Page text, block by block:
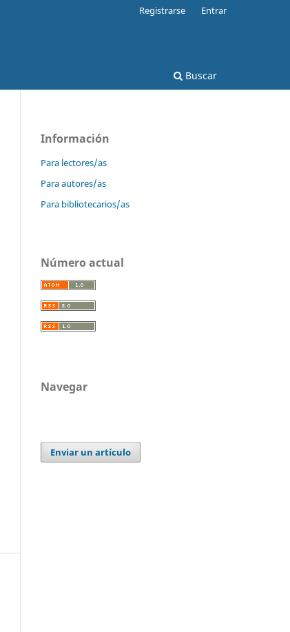
Buscar
Registrarse Entrar
Información
Para lectores/as
Para autores/as
Para bibliotecarios/as
Número actual
Navegar
Enviar un artículo